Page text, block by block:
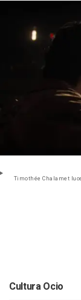
Timothée Chalamet
Cultura Ocio